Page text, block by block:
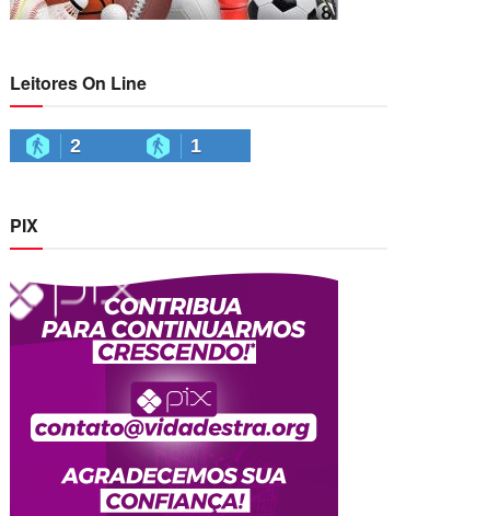
Leitores On Line
2 1
PIX